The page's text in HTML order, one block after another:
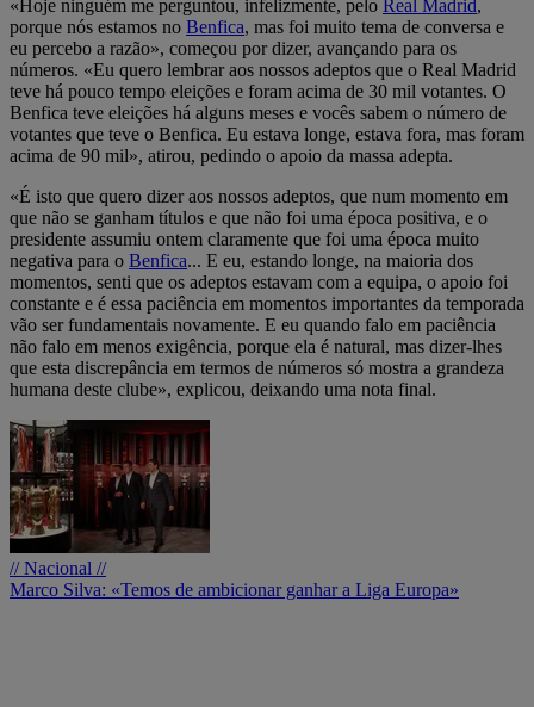
«Hoje ninguém me perguntou, infelizmente, pelo Real Madrid,
porque nós estamos no Benfica, mas foi muito tema de conversa e
eu percebo a razão», começou por dizer, avançando para os
números. «Eu quero lembrar aos nossos adeptos que o Real Madrid
teve há pouco tempo eleições e foram acima de 30 mil votantes. O
Benfica teve eleições há alguns meses e vocês sabem o número de
votantes que teve o Benfica. Eu estava longe, estava fora, mas foram
acima de 90 mil», atirou, pedindo o apoio da massa adepta.
«É isto que quero dizer aos nossos adeptos, que num momento em
que não se ganham títulos e que não foi uma época positiva, e o
presidente assumiu ontem claramente que foi uma época muito
negativa para o Benfica... E eu, estando longe, na maioria dos
momentos, senti que os adeptos estavam com a equipa, o apoio foi
constante e é essa paciência em momentos importantes da temporada
vão ser fundamentais novamente. E eu quando falo em paciência
não falo em menos exigência, porque ela é natural, mas dizer-lhes
que esta discrepância em termos de números só mostra a grandeza
humana deste clube», explicou, deixando uma nota final.
// Nacional //
Marco Silva: «Temos de ambicionar ganhar a Liga Europa»